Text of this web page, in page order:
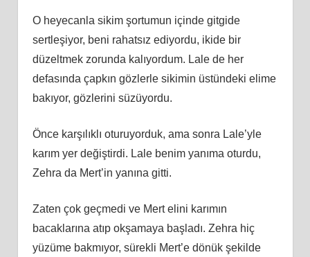
O heyecanla sikim şortumun içinde gitgide
sertleşiyor, beni rahatsız ediyordu, ikide bir
düzeltmek zorunda kalıyordum. Lale de her
defasında çapkın gözlerle sikimin üstündeki elime
bakıyor, gözlerini süzüyordu.
Önce karşılıklı oturuyorduk, ama sonra Lale’yle
karım yer değiştirdi. Lale benim yanıma oturdu,
Zehra da Mert’in yanına gitti.
Zaten çok geçmedi ve Mert elini karımın
bacaklarına atıp okşamaya başladı. Zehra hiç
yüzüme bakmıyor, sürekli Mert’e dönük şekilde